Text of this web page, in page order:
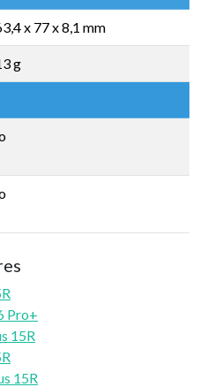
x 77 x 8,1 mm
g
Pro+
15R
15R